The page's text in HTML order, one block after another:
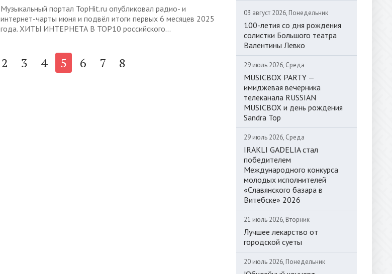
Музыкальный портал TopHit.ru опубликовал радио- и
интернет-чарты июня и подвёл итоги первых 6 месяцев 2025
года. ХИТЫ ИНТЕРНЕТА В TOP10 российского...
2 3 4 5 6 7 8
03 август 2026, Понедельник
100-летия со дня рождения
солистки Большого театра
Валентины Левко
29 июль 2026, Среда
MUSICBOX PARTY —
имиджевая вечерника
телеканала RUSSIAN
MUSICBOX и день рождения
Sandra Top
29 июль 2026, Среда
IRAKLI GADELIA стал
победителем
Международного конкурса
молодых исполнителей
«Славянского базара в
Витебске» 2026
21 июль 2026, Вторник
Лучшее лекарство от
городской суеты
20 июль 2026, Понедельник